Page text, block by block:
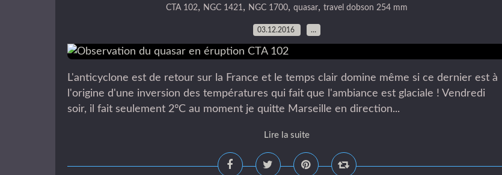
CTA 102, NGC 1421, NGC 1700, quasar, travel dobson 254 mm
03.12.2016 …
L'anticyclone est de retour sur la France et le temps clair domine même si ce dernier est à
l'origine d'une inversion des températures qui fait que l'ambiance est glaciale ! Vendredi
soir, il fait seulement 2°C au moment je quitte Marseille en direction...
Lire la suite